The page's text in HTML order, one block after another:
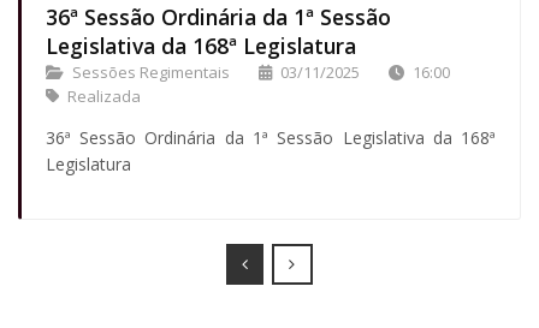
36ª Sessão Ordinária da 1ª Sessão
Legislativa da 168ª Legislatura
Sessões Regimentais 03/11/2025
16:00
Realizada
36ª Sessão Ordinária da 1ª Sessão Legislativa da 168ª
Legislatura
Prev Next